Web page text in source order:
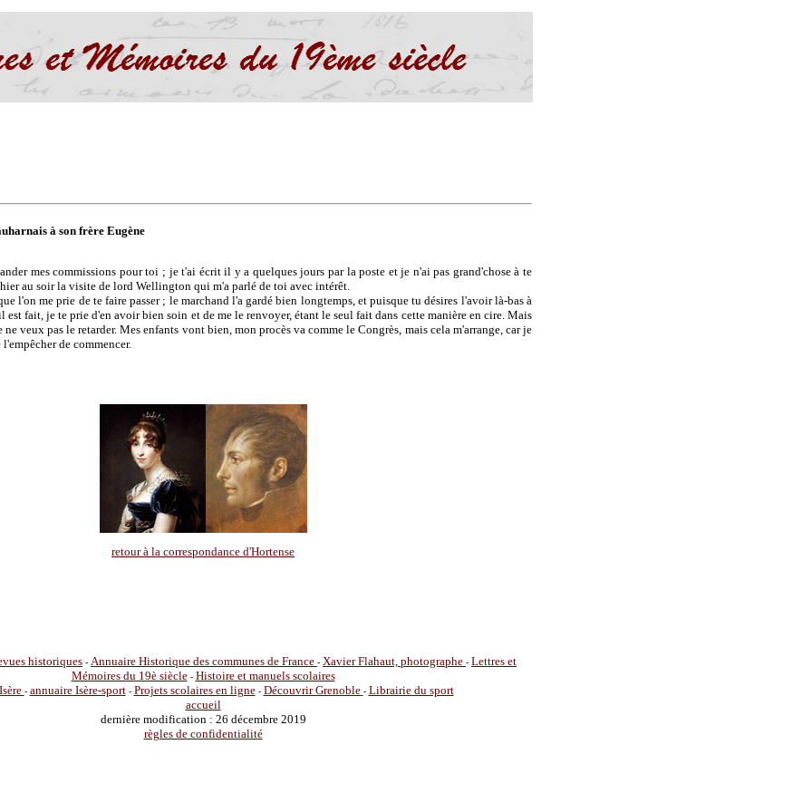
à son frère Eugène
mes commissions pour toi ; je t'ai écrit il y a quelques jours par la poste et je n'ai pas grand'chose à te
au soir la visite de lord Wellington qui m'a parlé de toi avec intérêt.
l'on me prie de te faire passer ; le marchand l'a gardé bien longtemps, et puisque tu désires l'avoir là-bas à
est fait, je te prie d'en avoir bien soin et de me le renvoyer, étant le seul fait dans cette manière en cire. Mais
veux pas le retarder. Mes enfants vont bien, mon procès va comme le Congrès, mais cela m'arrange, car je
de commencer.
retour à la correspondance d'Hortense
historiques - Annuaire Historique des communes de France - Xavier Flahaut, photographe - Lettres et
Mémoires du 19è siècle- Histoire et manuels scolaires
- annuaire Isère-sport- Projets scolaires en ligne- Découvrir Grenoble - Librairie du sport
accueil
dernière modification : 26 décembre 2019
règles de confidentialité